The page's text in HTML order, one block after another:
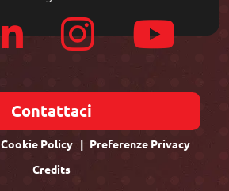
Contattaci
Cookie Policy
Preferenze Privacy
Credits